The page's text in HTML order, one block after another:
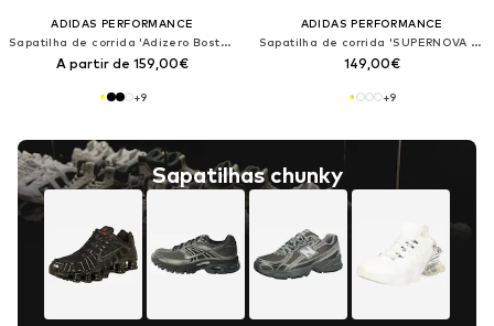
ADIDAS PERFORMANCE
Sapatilha de corrida 'Adizero Boston 13'
A partir de 159,00€
+9
Sapatilhas chunky
ADIDAS PERFORMANCE
Sapatilha de corrida 'SUPERNOVA RISE 3'
149,00€
+9